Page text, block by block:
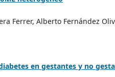
Ferrer, Alberto Fernández
en gestantes y no